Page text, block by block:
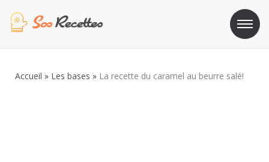
au
Accueil » Les bases » La recette du caramel au beurre salé!